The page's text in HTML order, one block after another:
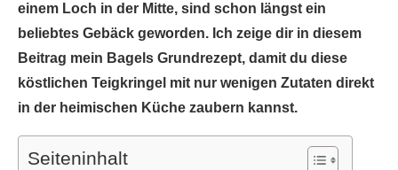
einem Loch in der Mitte, sind schon längst ein
beliebtes Gebäck geworden. Ich zeige dir in diesem
Beitrag mein Bagels Grundrezept, damit du diese
köstlichen Teigkringel mit nur wenigen Zutaten direkt
in der heimischen Küche zaubern kannst.
Seiteninhalt